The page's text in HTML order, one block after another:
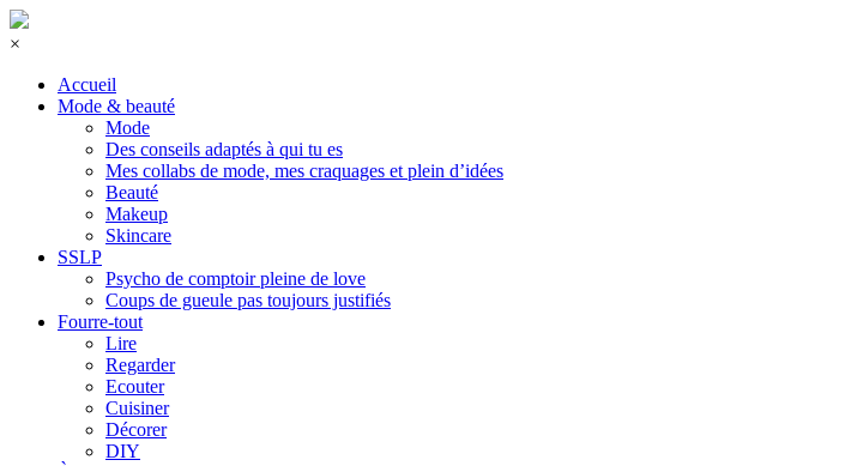
×
Accueil
Mode & beauté
Mode
Des conseils adaptés à qui tu es
Mes collabs de mode, mes craquages et plein d’idées
Beauté
Makeup
Skincare
SSLP
Psycho de comptoir pleine de love
Coups de gueule pas toujours justifiés
Fourre-tout
Lire
Regarder
Ecouter
Cuisiner
Décorer
DIY